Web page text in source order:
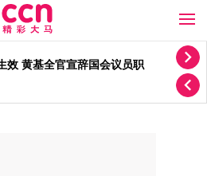
休假两天 扎希吁人民为首相祈祷